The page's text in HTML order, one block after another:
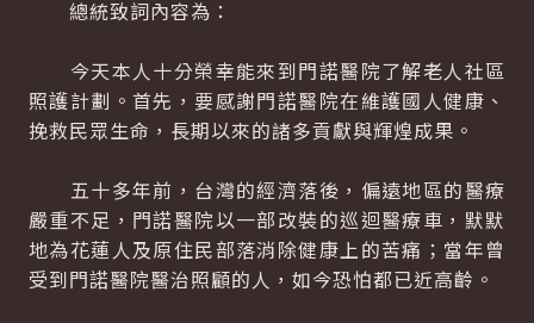
總統致詞內容為：
今天本人十分榮幸能來到門諾醫院了解老人社區
照護計劃。首先，要感謝門諾醫院在維護國人健康、
挽救民眾生命，長期以來的諸多貢獻與輝煌成果。
五十多年前，台灣的經濟落後，偏遠地區的醫療
嚴重不足，門諾醫院以一部改裝的巡迴醫療車，默默
地為花蓮人及原住民部落消除健康上的苦痛；當年曾
受到門諾醫院醫治照顧的人，如今恐怕都已近高齡。